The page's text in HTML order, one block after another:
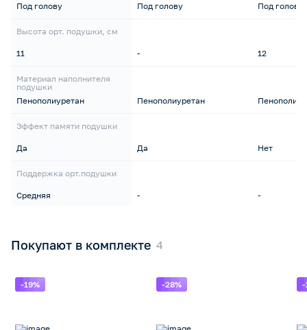
Под голову
Высота орт. подушки, см
11
Материал наполнителя
подушки
Пенополиуретан
Эффект памяти подушки
Да
Поддержка орт.подушки
Средняя
Под голову
-
Пенополиуретан
Да
-
Под голову
12
Нет
-
Покупают в комплекте
-19% -28% -